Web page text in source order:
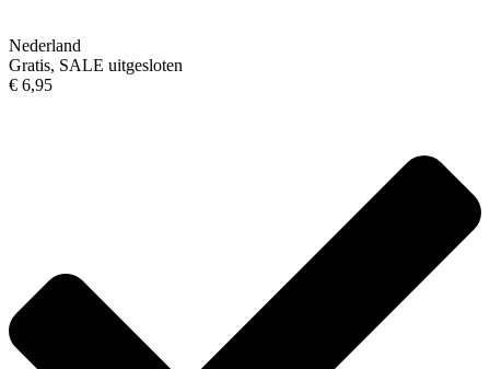
Nederland
Gratis, SALE uitgesloten
€ 6,95